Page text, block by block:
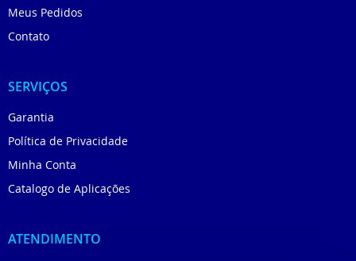
Meus Pedidos
Contato
SERVIÇOS
Garantia
Política de Privacidade
Minha Conta
Catalogo de Aplicações
ATENDIMENTO